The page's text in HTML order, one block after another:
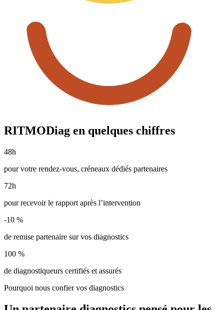
RITMODiag en quelques chiffres
48h
pour votre rendez-vous, créneaux dédiés partenaires
72h
pour recevoir le rapport après l’intervention
-10 %
de remise partenaire sur vos diagnostics
100 %
de diagnostiqueurs certifiés et assurés
Pourquoi nous confier vos diagnostics